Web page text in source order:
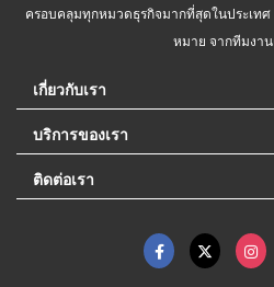
ครอบคลุมทุกหมวดธุรกิจมากที่สุดในประเท
หมาย จากทีมงา
เกี่ยวกับเรา
บริการของเรา
ติดต่อเรา